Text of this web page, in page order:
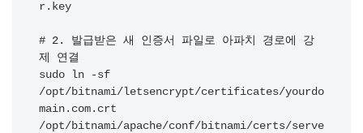
r.key
# 2. 발급받은 새 인증서 파일로 아파치 경로에 강
제 연결
sudo ln -sf
/opt/bitnami/letsencrypt/certificates/yourdo
main.com.crt
/opt/bitnami/apache/conf/bitnami/certs/serve